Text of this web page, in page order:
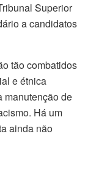
Superior
a candidatos
tão combatidos
e étnica
manutenção de
Há um
ainda não